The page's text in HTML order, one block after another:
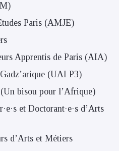
Paris (AMJE)
Apprentis de Paris (AIA)
(UAI P3)
bisou pour l’Afrique)
et Doctorant·e·s d’Arts
d’Arts et Métiers